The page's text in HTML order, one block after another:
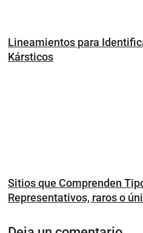
Lineamientos para
Kársticos
Sitios que Comprenden
Representativos, raros o